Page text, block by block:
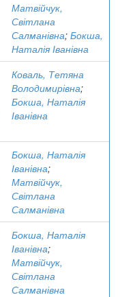
Матвійчук,
Світлана
Салманівна; Бокша,
Наталія Іванівна
Коваль, Тетяна
Володимирівна;
Бокша, Наталія
Іванівна
Бокша, Наталія
Іванівна;
Матвійчук,
Світлана
Салманівна
Бокша, Наталія
Іванівна;
Матвійчук,
Світлана
Салманівна